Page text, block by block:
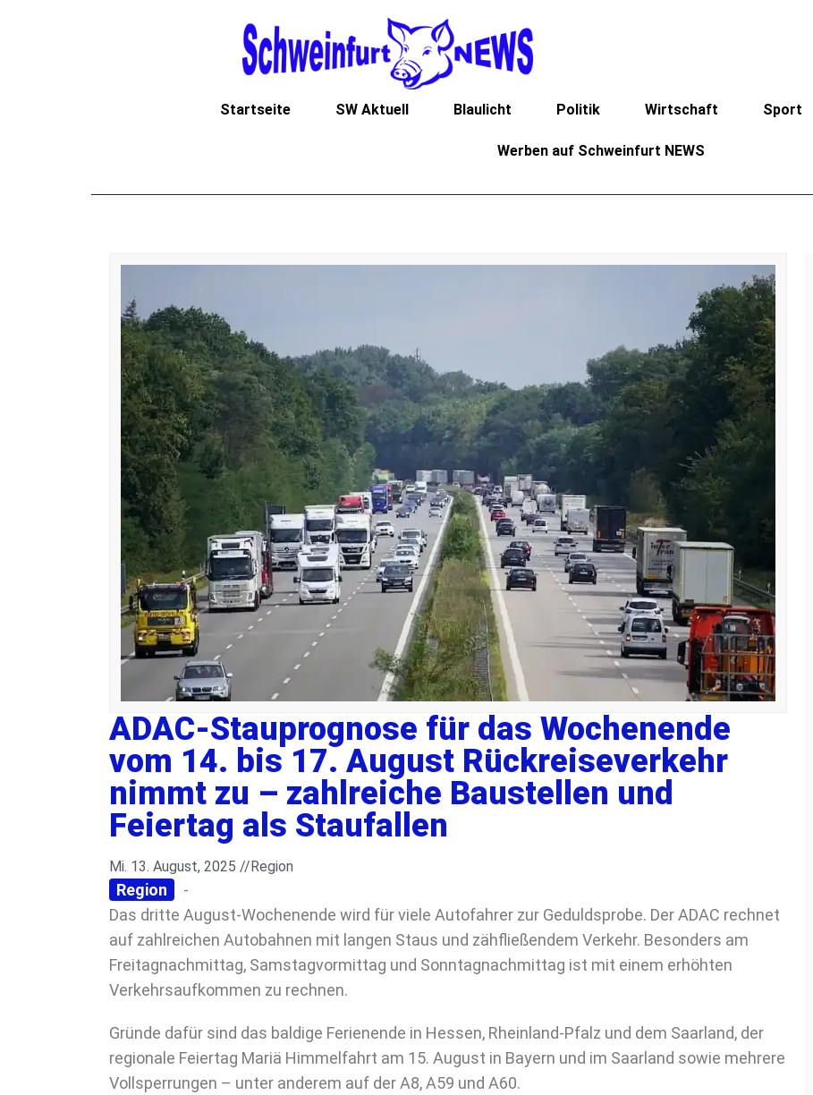
Startseite SW Aktuell Blaulicht Politik Wirtschaft Sport
Werben auf Schweinfurt NEWS
ADAC-Stauprognose für das Wochenende
vom 14. bis 17. August Rückreiseverkehr
nimmt zu – zahlreiche Baustellen und
Feiertag als Staufallen
Mi. 13. August, 2025 //Region
Region
-
Das dritte August-Wochenende wird für viele Autofahrer zur Geduldsprobe. Der ADAC rechnet
auf zahlreichen Autobahnen mit langen Staus und zähfließendem Verkehr. Besonders am
Freitagnachmittag, Samstagvormittag und Sonntagnachmittag ist mit einem erhöhten
Verkehrsaufkommen zu rechnen.
Gründe dafür sind das baldige Ferienende in Hessen, Rheinland-Pfalz und dem Saarland, der
regionale Feiertag Mariä Himmelfahrt am 15. August in Bayern und im Saarland sowie mehrere
Vollsperrungen – unter anderem auf der A8, A59 und A60.